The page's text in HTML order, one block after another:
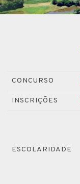
CONCURSO
INSCRIÇÕES
ESCOLARIDADE